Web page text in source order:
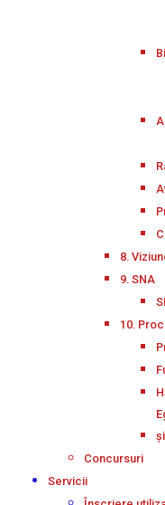
8.
9. SNA
10.
Concursuri
Servicii